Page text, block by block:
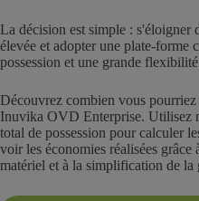
La décision est simple : s'éloigner
élevée et adopter une plate-forme
possession et une grande
Découvrez combien vous
Inuvika OVD Enterprise. Utilisez
total de possession pour calculer
voir les économies réalisées
matériel et à la simplification de la